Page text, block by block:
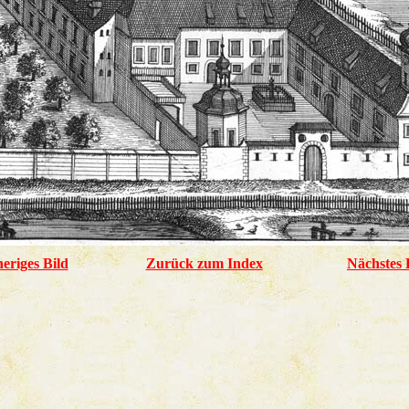
Bild Zurück zum Index Nächstes